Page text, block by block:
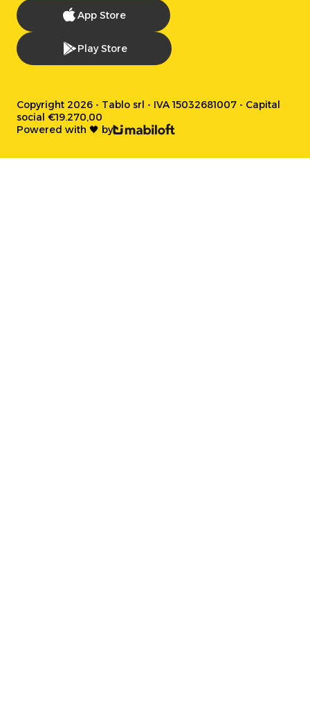
App Store
Play Store
Copyright 2026 - Tablo srl - IVA 15032681007 - Capital
social €19.270,00
Powered with 🖤 by